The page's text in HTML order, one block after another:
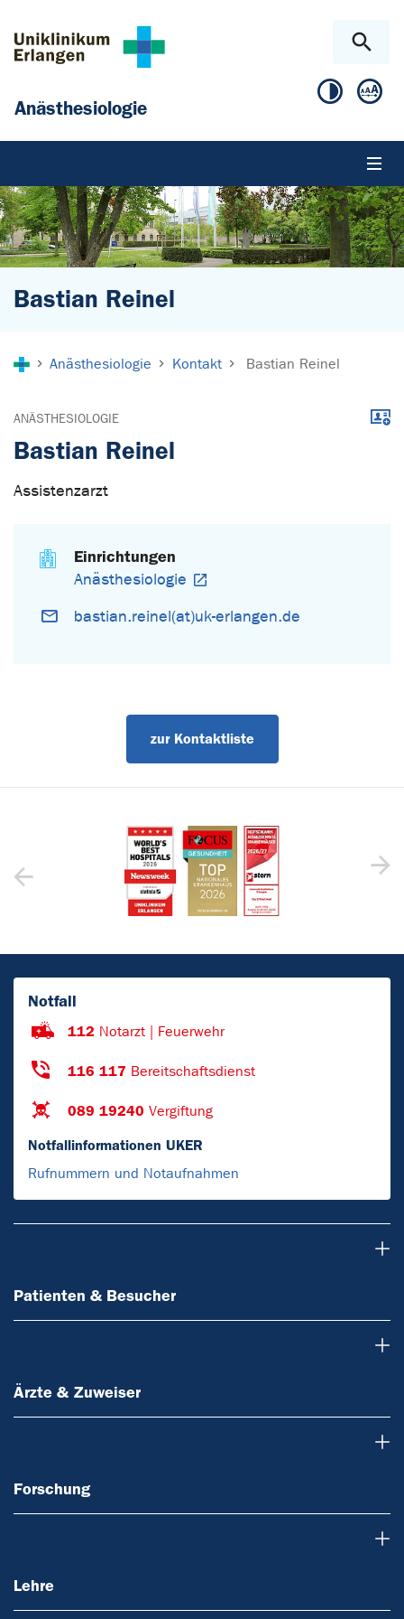
Anästhesiologie
Bastian Reinel
Anästhesiologie Kontakt Bastian Reinel
ANÄSTHESIOLOGIE
Bastian Reinel
Assistenzarzt
Einrichtungen
Anästhesiologie
bastian.reinel(at)uk-erlangen.de
zur Kontaktliste
Notfall
112 Notarzt | Feuerwehr
116 117 Bereitschaftsdienst
089 19240 Vergiftung
Notfallinformationen UKER
Rufnummern und Notaufnahmen
Patienten & Besucher
Ärzte & Zuweiser
Forschung
Lehre